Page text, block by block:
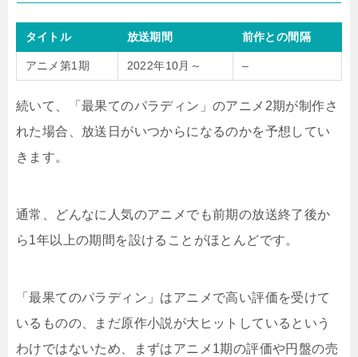
タイトル 放送期間 前作との間隔
アニメ第1期 2022年10月～ –
続いて、「最果てのパラディン」のアニメ2期が制作さ
れた場合、放送日がいつからになるのかを予想してい
きます。
通常、どんなに人気のアニメでも前期の放送終了後か
ら1年以上の期間を設けることがほとんどです。
「最果てのパラディン」はアニメで高い評価を受けて
いるものの、まだ原作小説が大ヒットしているという
わけではないため、まずはアニメ1期の評価や円盤の売